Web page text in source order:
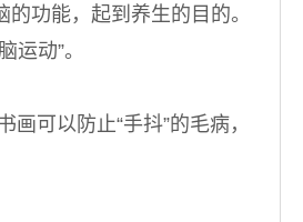
的功能，起到养生的目的。
运动”。
可以防止“手抖”的毛病，